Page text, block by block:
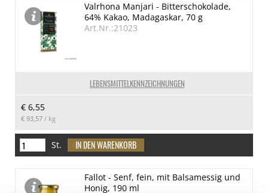
LEBENSMITTELKENNZEICHNUNGEN
Valrhona Manjari - Bitterschokolade,
64% Kakao, Madagaskar, 70 g
Art.Nr.:21023
€ 6,55
€ 93,57 / kg
St.
Fallot - Senf, fein, mit Balsamessig und
Honig, 190 ml